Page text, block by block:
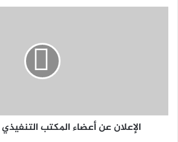
الإعلان عن أعضاء المكتب